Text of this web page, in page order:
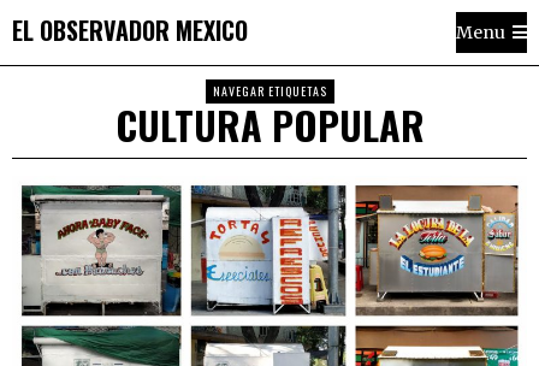
EL OBSERVADOR MEXICO Menu
NAVEGAR ETIQUETAS
CULTURA POPULAR